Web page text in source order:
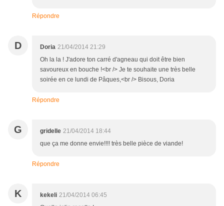
Répondre
D Doria 21/04/2014 21:29
Oh la la ! J'adore ton carré d'agneau qui doit être bien
savoureux en bouche !<br /> Je te souhaite une très belle
soirée en ce lundi de Pâques,<br /> Bisous, Doria
Répondre
G gridelle 21/04/2014 18:44
que ça me donne envie!!!! très belle pièce de viande!
Répondre
K kekeli 21/04/2014 06:45